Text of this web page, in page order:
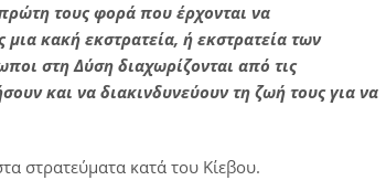
τους φορά που έρχονται να
κακή εκστρατεία, ή εκστρατεία των
στη Δύση διαχωρίζονται από τις
και να διακινδυνεύουν τη ζωή τους για να
στρατεύματα κατά του Κίεβου.